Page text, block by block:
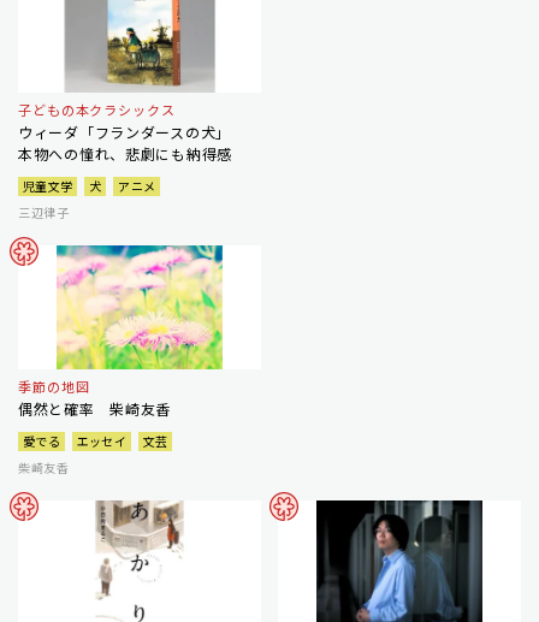
子どもの本クラシックス
ウィーダ「フランダースの犬」
本物への憧れ、悲劇にも納得感
児童文学 犬
アニメ
三辺律子
季節の地図
偶然と確率 柴崎友香
愛でる エッセイ
文芸
柴崎友香